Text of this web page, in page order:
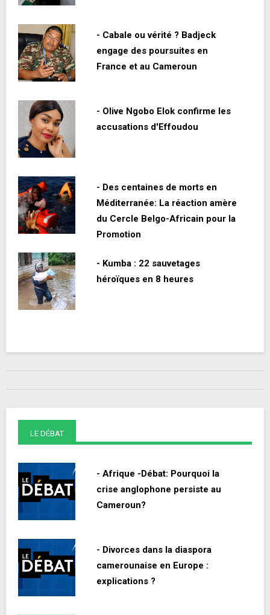
- Cabale ou vérité ? Badjeck
engage des poursuites en
France et au Cameroun
- Olive Ngobo Elok confirme les
accusations d'Effoudou
- Des centaines de morts en
Méditerranée: La réaction amère
du Cercle Belgo-Africain pour la
Promotion
- Kumba : 22 sauvetages
héroïques en 8 heures
LE DÉBAT
- Afrique -Débat: Pourquoi la
crise anglophone persiste au
Cameroun?
- Divorces dans la diaspora
camerounaise en Europe :
explications ?